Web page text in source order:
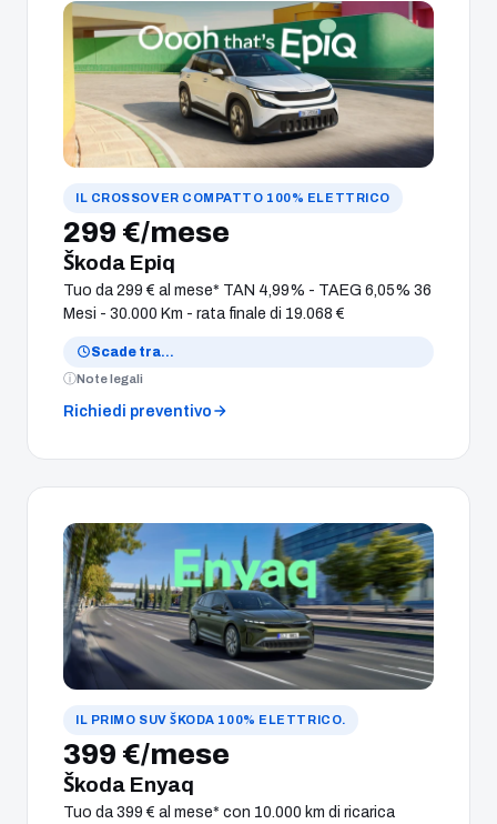
IL CROSSOVER COMPATTO 100% ELETTRICO
299 €/mese
Škoda Epiq
Tuo da 299 € al mese* TAN 4,99% - TAEG 6,05% 36
Mesi - 30.000 Km - rata finale di 19.068 €
Scade tra…
Note legali
Richiedi preventivo
IL PRIMO SUV ŠKODA 100% ELETTRICO.
399 €/mese
Škoda Enyaq
Tuo da 399 € al mese* con 10.000 km di ricarica